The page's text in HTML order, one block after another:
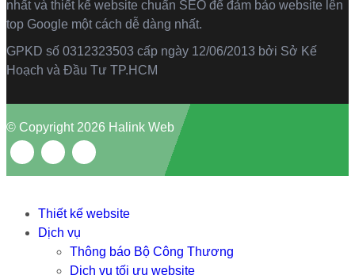
nhất và thiết kế website chuẩn SEO để đảm bảo website lên
top Google một cách dễ dàng nhất.
GPKD số 0312323503 cấp ngày 12/06/2013 bởi Sở Kế
Hoạch và Đầu Tư TP.HCM
© Copyright 2026 Halink Web
Thiết kế website
Dịch vụ
Thông báo Bộ Công Thương
Dịch vụ tối ưu website